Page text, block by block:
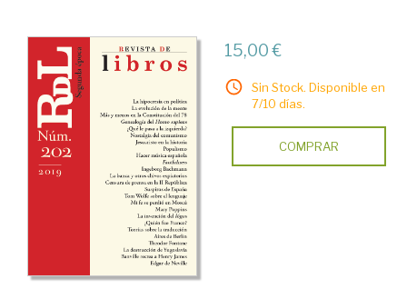
15,00 €
Sin Stock. Disponible en
7/10 días.
COMPRAR